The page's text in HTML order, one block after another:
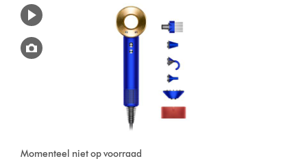
Momenteel niet op voorraad